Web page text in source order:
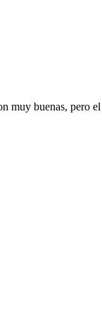
muy buenas, pero